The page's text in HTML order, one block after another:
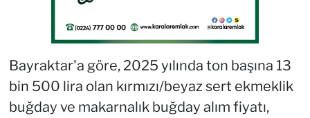
Bayraktar'a göre, 2025 yılında ton başına 13
bin 500 lira olan kırmızı/beyaz sert ekmeklik
buğday ve makarnalık buğday alım fiyatı,